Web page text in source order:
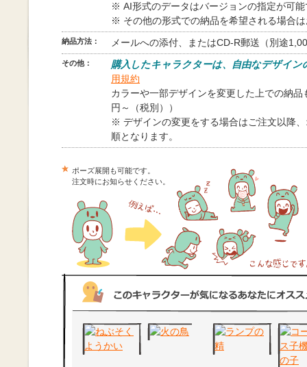
※ AI形式のデータはバージョンの指定が可能
※ その他の形式での納品を希望される場合
納品方法： メールへの添付、またはCD-R郵送（別途
その他：
購入したキャラクターは、自由なデザイン
用規約
カラーや一部デザインを変更した上での納
円～（税別））
※ デザインの変更をする場合はご注文以降
順となります。
ポーズ展開も可能です。
注文時にお知らせください。